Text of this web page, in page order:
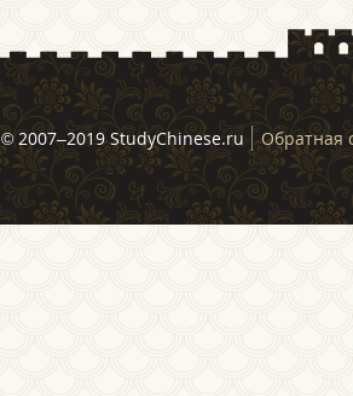
© 2007–2019 StudyChinese.ru Обратная